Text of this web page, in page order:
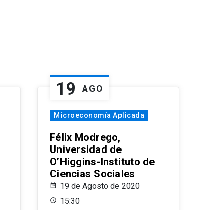
19 AGO
Microeconomía Aplicada
Félix Modrego,
Universidad de
O’Higgins-Instituto de
Ciencias Sociales
19 de Agosto de 2020
15:30